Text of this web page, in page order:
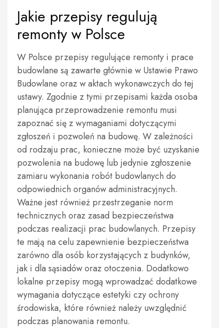
Jakie przepisy regulują
remonty w Polsce
W Polsce przepisy regulujące remonty i prace
budowlane są zawarte głównie w Ustawie Prawo
Budowlane oraz w aktach wykonawczych do tej
ustawy. Zgodnie z tymi przepisami każda osoba
planująca przeprowadzenie remontu musi
zapoznać się z wymaganiami dotyczącymi
zgłoszeń i pozwoleń na budowę. W zależności
od rodzaju prac, konieczne może być uzyskanie
pozwolenia na budowę lub jedynie zgłoszenie
zamiaru wykonania robót budowlanych do
odpowiednich organów administracyjnych.
Ważne jest również przestrzeganie norm
technicznych oraz zasad bezpieczeństwa
podczas realizacji prac budowlanych. Przepisy
te mają na celu zapewnienie bezpieczeństwa
zarówno dla osób korzystających z budynków,
jak i dla sąsiadów oraz otoczenia. Dodatkowo
lokalne przepisy mogą wprowadzać dodatkowe
wymagania dotyczące estetyki czy ochrony
środowiska, które również należy uwzględnić
podczas planowania remontu.